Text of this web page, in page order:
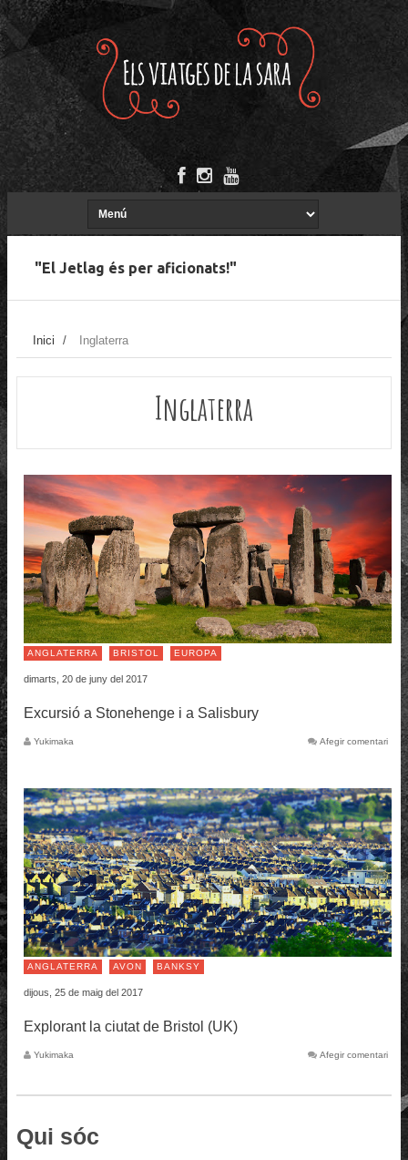
"El Jetlag és per aficionats!"
Inici / Inglaterra
Inglaterra
ANGLATERRA BRISTOL EUROPA
dimarts, 20 de juny del 2017
Excursió a Stonehenge i a Salisbury
Yukimaka Afegir comentari
ANGLATERRA AVON BANKSY
dijous, 25 de maig del 2017
Explorant la ciutat de Bristol (UK)
Yukimaka Afegir comentari
Qui sóc